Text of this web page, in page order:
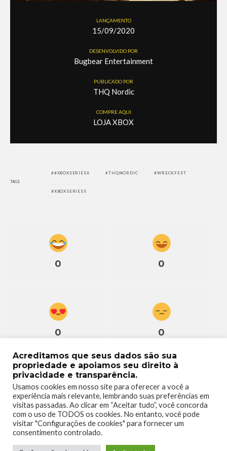
LANÇAMENTO
15/09/2020
DESENVOLVIDO POR
Bugbear Entertainment
PUBLICADO POR
THQ Nordic
COMPRE AQUI
LOJA XBOX
TAGS
#XBOXSERIESX THQNORDIC WRECKFEST
XBOXSERIESS
0 0
0 0
0
Acreditamos que seus dados são sua
propriedade e apoiamos seu direito à
privacidade e transparência.
Usamos cookies em nosso site para oferecer a você a
experiência mais relevante, lembrando suas preferências em
visitas passadas. Ao clicar em “Aceitar tudo”, você concorda
com o uso de TODOS os cookies. No entanto, você pode
visitar "Configurações de cookies" para fornecer um
consentimento controlado.